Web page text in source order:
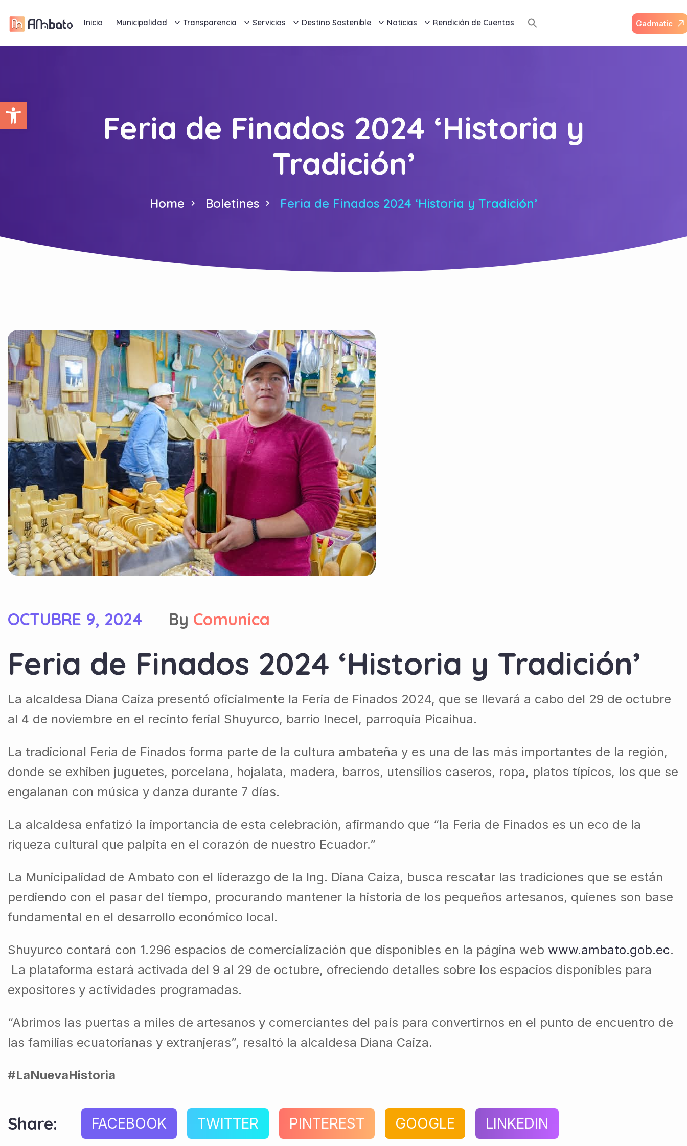
Abrir barra de herramientas
Inicio Municipalidad Transparencia Servicios Destino Sostenible Noticias Rendición de Cuentas Gadmatic
Feria de Finados 2024 ‘Historia y
Tradición’
Home Boletines Feria de Finados 2024 ‘Historia y Tradición’
OCTUBRE 9, 2024 By Comunica
Feria de Finados 2024 ‘Historia y Tradición’
La alcaldesa Diana Caiza presentó oficialmente la Feria de Finados 2024, que se llevará a cabo del 29 de octubre
al 4 de noviembre en el recinto ferial Shuyurco, barrio Inecel, parroquia Picaihua.
La tradicional Feria de Finados forma parte de la cultura ambateña y es una de las más importantes de la región,
donde se exhiben juguetes, porcelana, hojalata, madera, barros, utensilios caseros, ropa, platos típicos, los que se
engalanan con música y danza durante 7 días.
La alcaldesa enfatizó la importancia de esta celebración, afirmando que “la Feria de Finados es un eco de la
riqueza cultural que palpita en el corazón de nuestro Ecuador.”
La Municipalidad de Ambato con el liderazgo de la Ing. Diana Caiza, busca rescatar las tradiciones que se están
perdiendo con el pasar del tiempo, procurando mantener la historia de los pequeños artesanos, quienes son base
fundamental en el desarrollo económico local.
Shuyurco contará con 1.296 espacios de comercialización que disponibles en la página web www.ambato.gob.ec.
La plataforma estará activada del 9 al 29 de octubre, ofreciendo detalles sobre los espacios disponibles para
expositores y actividades programadas.
“Abrimos las puertas a miles de artesanos y comerciantes del país para convertirnos en el punto de encuentro de
las familias ecuatorianas y extranjeras”, resaltó la alcaldesa Diana Caiza.
#LaNuevaHistoria
Share: FACEBOOK TWITTER PINTEREST GOOGLE LINKEDIN